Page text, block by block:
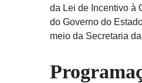
da Lei de Incentivo à
do Governo do
meio da Secretaria